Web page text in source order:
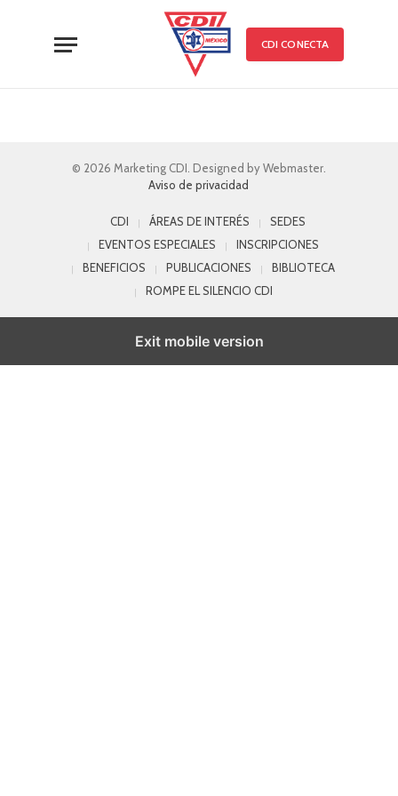
CDI CONECTA
© 2026 Marketing CDI. Designed by Webmaster.
Aviso de privacidad
CDI ÁREAS DE INTERÉS
SEDES
EVENTOS ESPECIALES
INSCRIPCIONES
BENEFICIOS
PUBLICACIONES
BIBLIOTECA
ROMPE EL SILENCIO CDI
Exit mobile version